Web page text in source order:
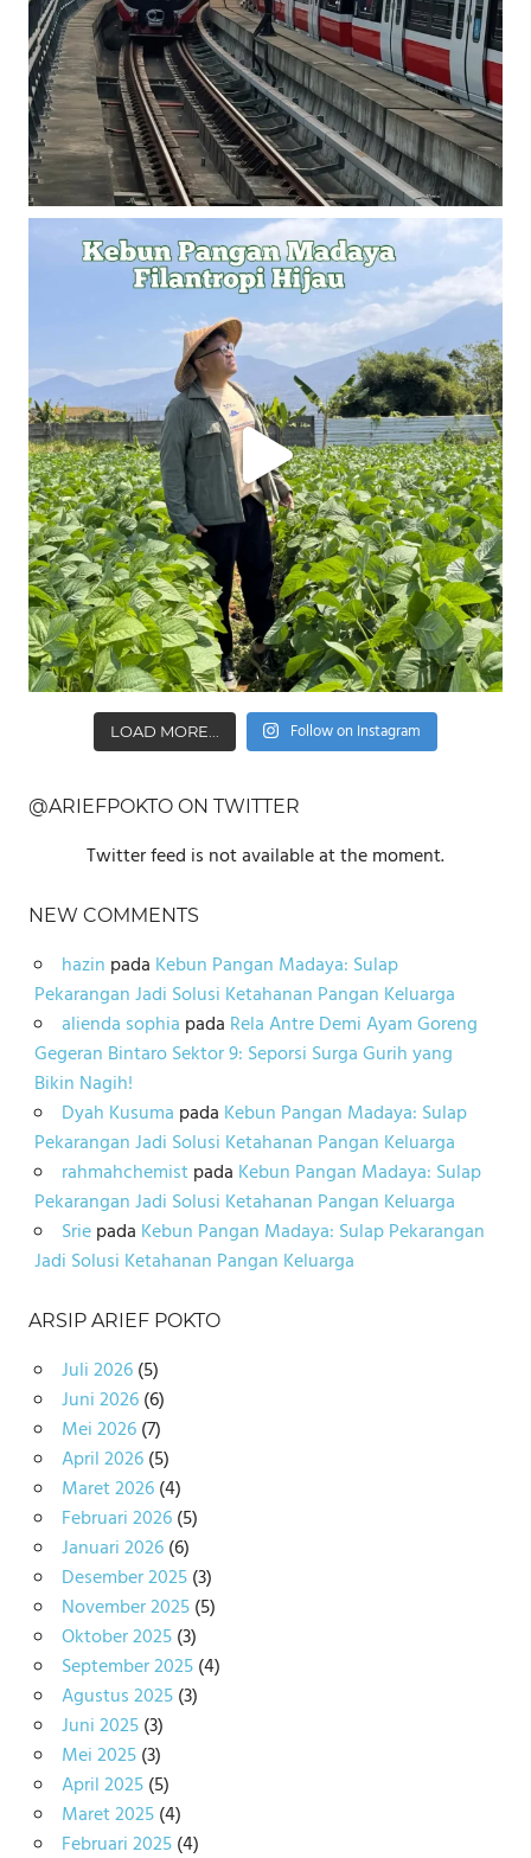
LOAD MORE... Follow on Instagram
@ARIEFPOKTO ON TWITTER
Twitter feed is not available at the moment.
NEW COMMENTS
hazin pada Kebun Pangan Madaya: Sulap
Pekarangan Jadi Solusi Ketahanan Pangan Keluarga
alienda sophia pada Rela Antre Demi Ayam Goreng
Gegeran Bintaro Sektor 9: Seporsi Surga Gurih yang
Bikin Nagih!
Dyah Kusuma pada Kebun Pangan Madaya: Sulap
Pekarangan Jadi Solusi Ketahanan Pangan Keluarga
rahmahchemistpada Kebun Pangan Madaya: Sulap
Pekarangan Jadi Solusi Ketahanan Pangan Keluarga
Sriepada Kebun Pangan Madaya: Sulap Pekarangan
Jadi Solusi Ketahanan Pangan Keluarga
ARSIP ARIEF POKTO
Juli 2026(5)
Juni 2026(6)
Mei 2026(7)
April 2026(5)
Maret 2026(4)
Februari 2026(5)
Januari 2026(6)
Desember 2025(3)
November 2025(5)
Oktober 2025(3)
September 2025(4)
Agustus 2025(3)
Juni 2025(3)
Mei 2025(3)
April 2025(5)
Maret 2025(4)
Februari 2025(4)